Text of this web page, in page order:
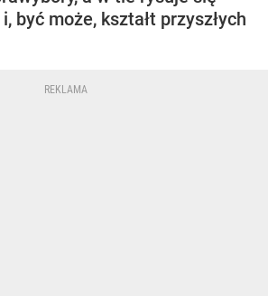
być może, kształt przyszłych